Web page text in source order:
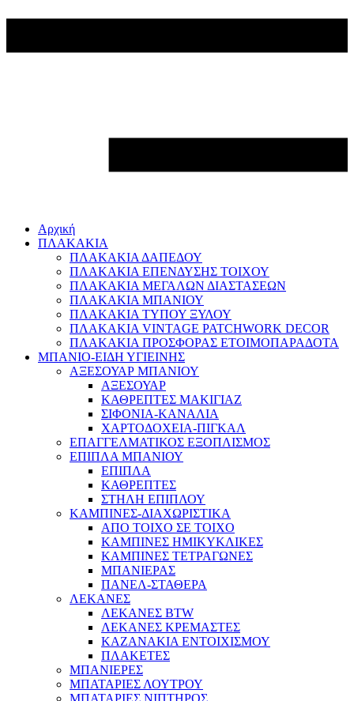
Αρχική
ΠΛΑΚΑΚΙΑ
ΠΛΑΚΑΚΙΑ ΔΑΠΕΔΟΥ
ΠΛΑΚΑΚΙΑ ΕΠΕΝΔΥΣΗΣ ΤΟΙΧΟΥ
ΠΛΑΚΑΚΙΑ ΜΕΓΑΛΩΝ ΔΙΑΣΤΑΣΕΩΝ
ΠΛΑΚΑΚΙΑ ΜΠΑΝΙΟΥ
ΠΛΑΚΑΚΙΑ ΤΥΠΟΥ ΞΥΛΟΥ
ΠΛΑΚΑΚΙΑ VINTAGE PATCHWORK DECOR
ΠΛΑΚΑΚΙΑ ΠΡΟΣΦΟΡΑΣ ΕΤΟΙΜΟΠΑΡΑΔΟΤΑ
ΜΠΑΝΙΟ-ΕΙΔΗ ΥΓΙΕΙΝΗΣ
ΑΞΕΣΟΥΑΡ ΜΠΑΝΙΟΥ
ΑΞΕΣΟΥΑΡ
ΚΑΘΡΕΠΤΕΣ ΜΑΚΙΓΙΑΖ
ΣΙΦΟΝΙΑ-ΚΑΝΑΛΙΑ
ΧΑΡΤΟΔΟΧΕΙΑ-ΠΙΓΚΑΛ
ΕΠΑΓΓΕΛΜΑΤΙΚΟΣ ΕΞΟΠΛΙΣΜΟΣ
ΕΠΙΠΛΑ ΜΠΑΝΙΟΥ
ΕΠΙΠΛΑ
ΚΑΘΡΕΠΤΕΣ
ΣΤΗΛΗ ΕΠΙΠΛΟΥ
ΚΑΜΠΙΝΕΣ-ΔΙΑΧΩΡΙΣΤΙΚΑ
ΑΠΟ ΤΟΙΧΟ ΣΕ ΤΟΙΧΟ
ΚΑΜΠΙΝΕΣ ΗΜΙΚΥΚΛΙΚΕΣ
ΚΑΜΠΙΝΕΣ ΤΕΤΡΑΓΩΝΕΣ
ΜΠΑΝΙΕΡΑΣ
ΠΑΝΕΛ-ΣΤΑΘΕΡΑ
ΛΕΚΑΝΕΣ
ΛΕΚΑΝΕΣ BTW
ΛΕΚΑΝΕΣ ΚΡΕΜΑΣΤΕΣ
ΚΑΖΑΝΑΚΙΑ ΕΝΤΟΙΧΙΣΜΟΥ
ΠΛΑΚΕΤΕΣ
ΜΠΑΝΙΕΡΕΣ
ΜΠΑΤΑΡΙΕΣ ΛΟΥΤΡΟΥ
ΜΠΑΤΑΡΙΕΣ ΝΙΠΤΗΡΟΣ